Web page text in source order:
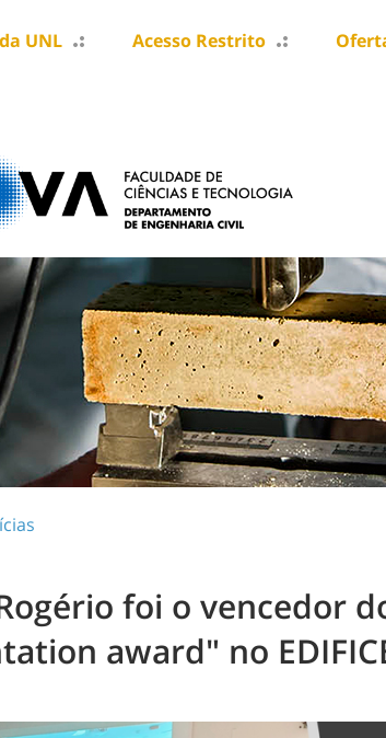
UNL Acesso Restrito
foi o vencedor
award" no